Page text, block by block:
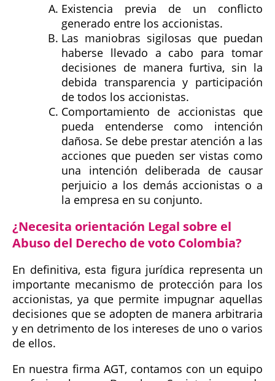
Existencia previa de un conflicto
generado entre los accionistas.
Las maniobras sigilosas que puedan
haberse llevado a cabo para tomar
decisiones de manera furtiva, sin la
debida transparencia y participación
de todos los accionistas.
Comportamiento de accionistas que
pueda entenderse como intención
dañosa. Se debe prestar atención a las
acciones que pueden ser vistas como
una intención deliberada de causar
perjuicio a los demás accionistas o a
la empresa en su conjunto.
¿Necesita orientación Legal sobre el
Abuso del Derecho de voto Colombia?
En definitiva, esta figura jurídica representa un
importante mecanismo de protección para los
accionistas, ya que permite impugnar aquellas
decisiones que se adopten de manera arbitraria
y en detrimento de los intereses de uno o varios
de ellos.
En nuestra firma AGT, contamos con un equipo